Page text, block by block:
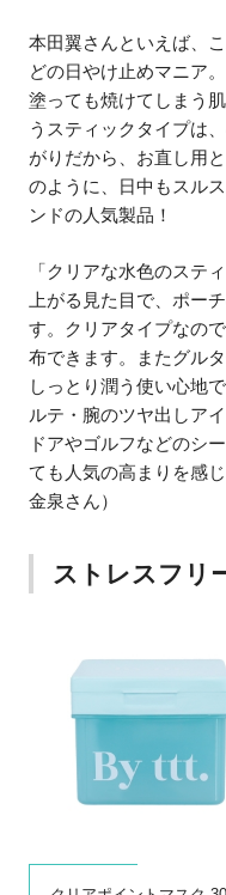
本田翼さんといえば、
どの日やけ止めマニア
塗っても焼けてしまう
うスティックタイプは
がりだから、お直し用
のように、日中もスル
ンドの人気製品！
「クリアな水色のステ
上がる見た目で、ポー
す。クリアタイプなの
布できます。またグル
しっとり潤う使い心地
ルテ・腕のツヤ出しア
ドアやゴルフなどのシ
ても人気の高まりを感
金泉さん）
ストレスフリ